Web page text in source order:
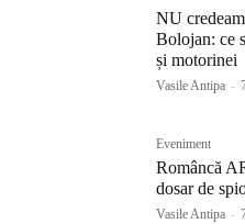
NU
Bolojan: ce
și motorinei
Vasile Antipa -
Eveniment
Româncă
dosar de
Vasile Antipa -